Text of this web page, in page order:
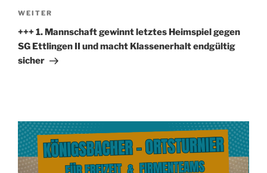
Nächster
Beitrag
WEITER
+++ 1. Mannschaft gewinnt letztes Heimspiel gegen
SG Ettlingen II und macht Klassenerhalt endgültig
sicher